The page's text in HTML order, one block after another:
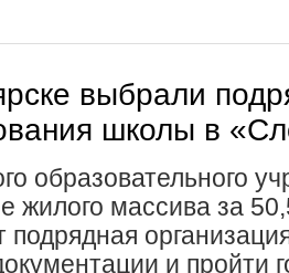
выбрали
школы в
образовательного
жилого массива за
подрядная
и пройти